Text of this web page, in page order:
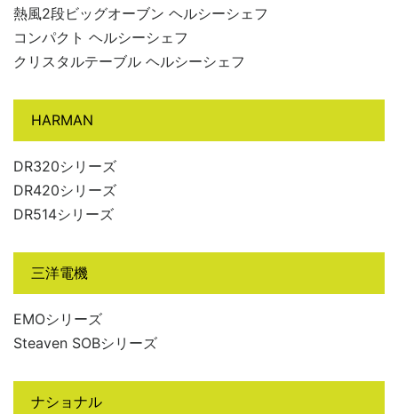
熱風2段ビッグオーブン ヘルシーシェフ
コンパクト ヘルシーシェフ
クリスタルテーブル ヘルシーシェフ
HARMAN
DR320シリーズ
DR420シリーズ
DR514シリーズ
三洋電機
EMOシリーズ
Steaven SOBシリーズ
ナショナル